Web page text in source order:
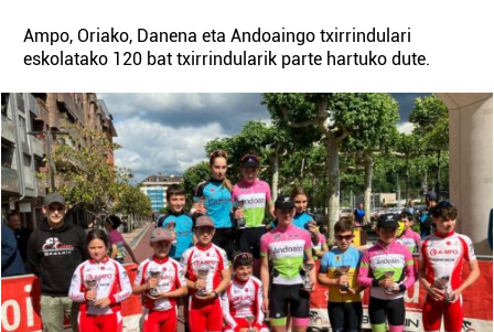
Ampo, Oriako, Danena eta Andoaingo txirrindulari
eskolatako 120 bat txirrindularik parte hartuko dute.